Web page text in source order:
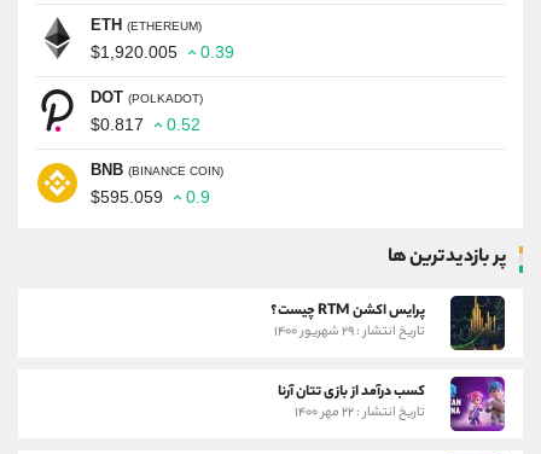
ETH (ETHEREUM)
$1,920.005 0.39
DOT (POLKADOT)
$0.817 0.52
BNB (BINANCE COIN)
$595.059 0.9
پر بازدیدترین ها
پرایس اکشن RTM چیست؟
تاریخ انتشار : ۲۹ شهریور ۱۴۰۰
کسب درآمد از بازی تتان آرنا
تاریخ انتشار : ۲۲ مهر ۱۴۰۰